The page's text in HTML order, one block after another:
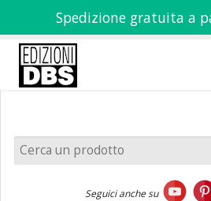
Spedizione gratuita a
Home
Seguici anche su